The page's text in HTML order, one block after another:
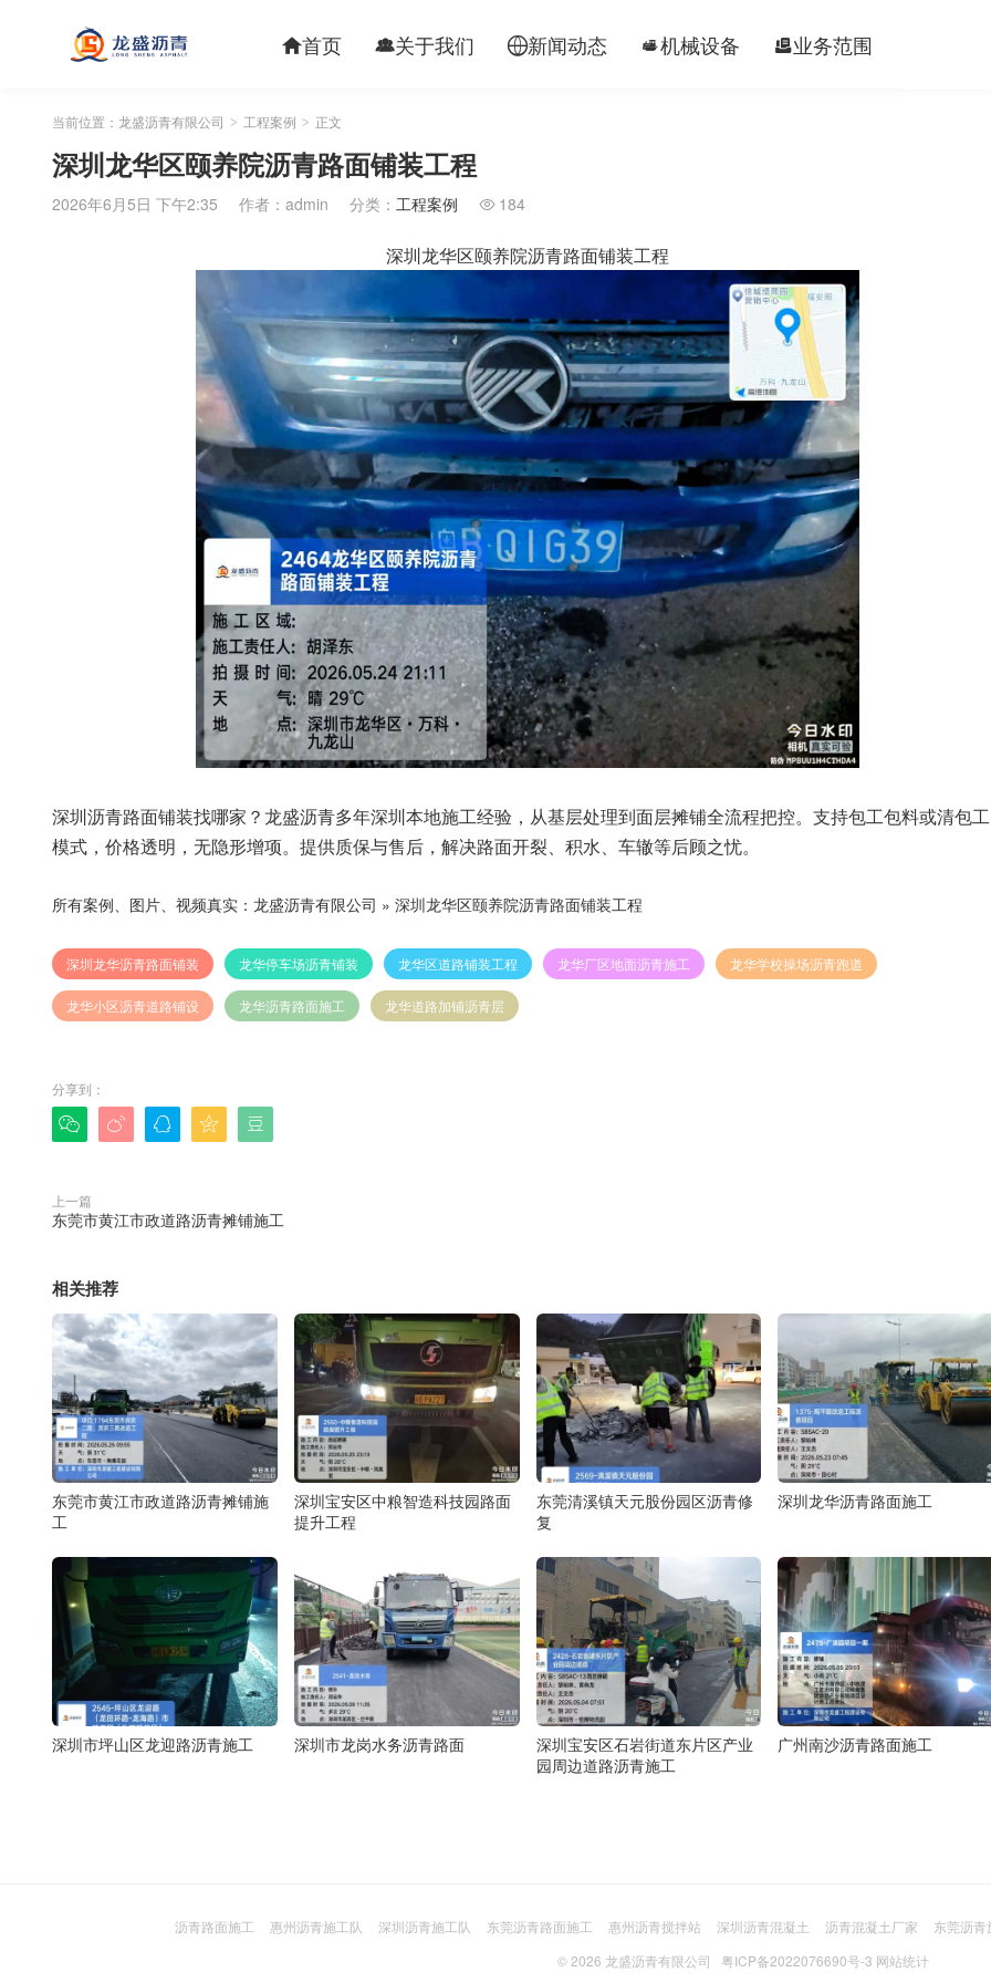
首页 关于我们 新闻动态 机械设备 业务范围
当前位置： 龙盛沥青有限公司 > 工程案例 > 正文
深圳龙华区颐养院沥青路面铺装工程
2026年6月5日 下午2:35 作者：admin 分类： 工程案例  184
深圳龙华区颐养院沥青路面铺装工程
深圳沥青路面铺装找哪家？龙盛沥青多年深圳本地施工经验，从基层处理到面层摊铺全流程把控。支持包工包料或清包工
模式，价格透明，无隐形增项。提供质保与售后，解决路面开裂、积水、车辙等后顾之忧。
所有案例、图片、视频真实： 龙盛沥青有限公司 » 深圳龙华区颐养院沥青路面铺装工程
深圳龙华沥青路面铺装 龙华停车场沥青铺装 龙华区道路铺装工程 龙华厂区地面沥青施工 龙华学校操场沥青跑道
龙华小区沥青道路铺设 龙华沥青路面施工 龙华道路加铺沥青层
分享到：
    
上一篇
东莞市黄江市政道路沥青摊铺施工
相关推荐
东莞市黄江市政道路沥青摊铺施
工
深圳宝安区中粮智造科技园路面
提升工程
东莞清溪镇天元股份园区沥青修
复
深圳龙华沥青路面施工
深圳市坪山区龙迎路沥青施工 深圳市龙岗水务沥青路面
深圳宝安区石岩街道东片区产业
园周边道路沥青施工
广州南沙沥青路面施工
沥青路面施工 惠州沥青施工队 深圳沥青施工队 东莞沥青路面施工 惠州沥青搅拌站 深圳沥青混凝土 沥青混凝土厂家
东莞沥青
© 2026 龙盛沥青有限公司 粤ICP备2022076690号-3 网站统计